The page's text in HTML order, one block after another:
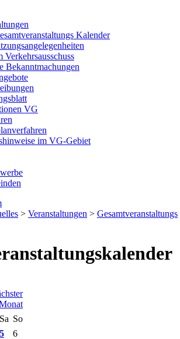
Kalender
Verkehrsausschuss
Bekanntmachungen
VG
im VG-Gebiet
> Veranstaltungen > Gesamtveranstaltungs
Sa So
5
6